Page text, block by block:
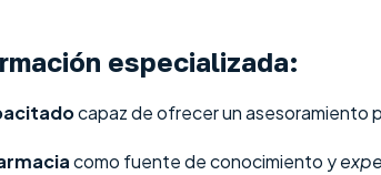
especializada:
capaz de ofrecer un asesoramiento
como fuente de conocimiento y